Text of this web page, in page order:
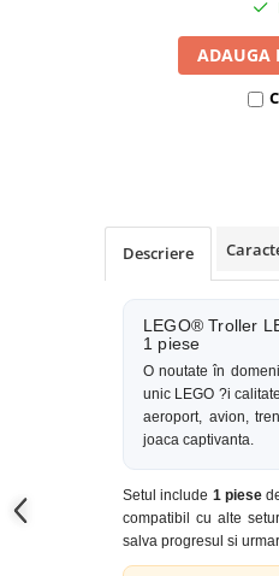
Covorase ortopedice senzoriale
Cuburi magnetice JollyHeap®
Covorase de joaca
Ingrijire adulti
Siguranta animale companie
Propuneri Cadou
Produse Sub 50 Lei
ADAUGA
Descriere
LEGO® Troller
1 piese
O noutate în
unic LEGO ?i
aeroport, avion,
joaca captivanta.
Setul include 1 piese
compatibil cu alte
salva progresul si